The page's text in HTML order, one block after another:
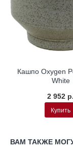
Кашпо Oxygen
White
2 952 р.
Купить
ВАМ ТАКЖЕ